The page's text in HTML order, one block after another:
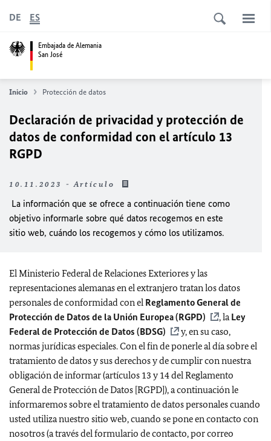
Embajada de Alemania
San José
DE ES
Inicio Protección de datos
Declaración de privacidad y protección de
datos de conformidad con el artículo 13
RGPD
10.11.2023 - Artículo
La información que se ofrece a continuación tiene como
objetivo informarle sobre qué datos recogemos en este
sitio web, cuándo los recogemos y cómo los utilizamos.
El Ministerio Federal de Relaciones Exteriores y las
representaciones alemanas en el extranjero tratan los datos
personales de conformidad con el Reglamento General de
Protección de Datos de la Unión Europea (RGPD)
, laLey
Federal de Protección de Datos (BDSG)
y, en su caso,
normas jurídicas especiales. Con el fin de ponerle al día sobre el
tratamiento de datos y sus derechos y de cumplir con nuestra
obligación de informar (artículos 13 y 14 del Reglamento
General de Protección de Datos [RGPD]), a continuación le
informaremos sobre el tratamiento de datos personales cuando
usted utiliza nuestro sitio web, cuando se pone en contacto con
nosotros (a través del formulario de contacto, por correo